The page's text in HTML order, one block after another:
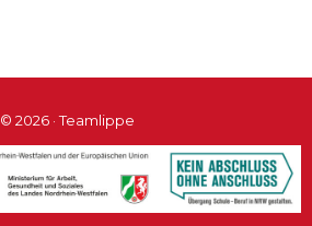
© 2026 · Teamlippe